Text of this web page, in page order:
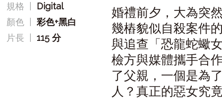
規格
Digital
顏色 |彩色+黑白
片長 |115 分
婚禮前夕，大為突
幾樁貌似自殺案件
與追查「恐龍蛇蠍
檢方與媒體攜手合
了父親，一個是為
人？真正的惡女究